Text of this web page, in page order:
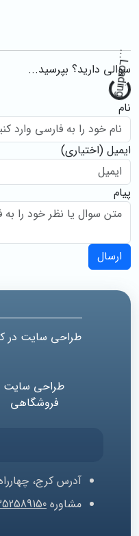
سوالی دارید؟ بپرسید...
نام
ایمیل (اختیاری)
پیام
ارسال
طراحی سایت در
طراحی سایت
فروشگاهی
آدرس کرج،
مشاوره